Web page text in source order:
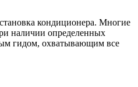
кондиционера. Многие
наличии определенных
гидом, охватывающим все